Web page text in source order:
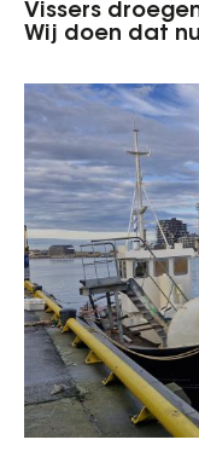
Vissers
Wij doen dat